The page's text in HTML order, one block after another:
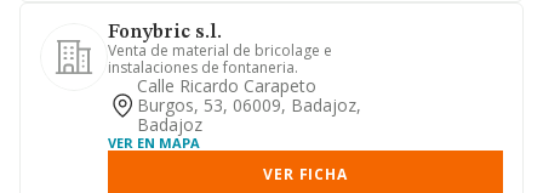
Fonybric s.l.
Venta de material de bricolage e
instalaciones de fontaneria.
Calle Ricardo Carapeto
Burgos, 53, 06009, Badajoz,
Badajoz
VER EN MAPA
VER FICHA